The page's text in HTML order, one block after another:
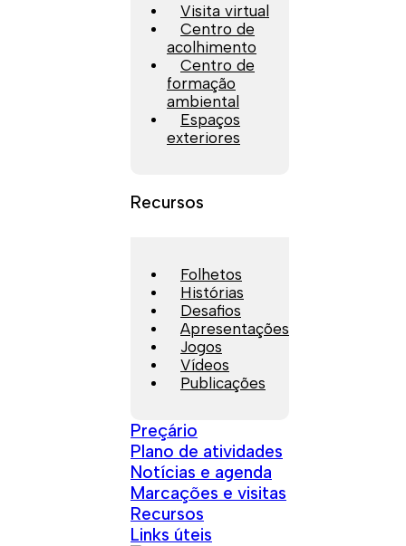
Visita virtual
Centro de
acolhimento
Centro de
formação
ambiental
Espaços
exteriores
Recursos
Folhetos
Histórias
Desafios
Apresentações
Jogos
Vídeos
Publicações
Preçário
Plano de atividades
Notícias e agenda
Marcações e visitas
Recursos
Links úteis